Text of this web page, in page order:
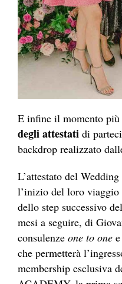
E infine il momento più
degli attestati di
backdrop realizzato
L’attestato del
l’inizio del loro viaggio
dello step successivo
mesi a seguire, di
consulenze one to one
che permetterà
membership esclusiva